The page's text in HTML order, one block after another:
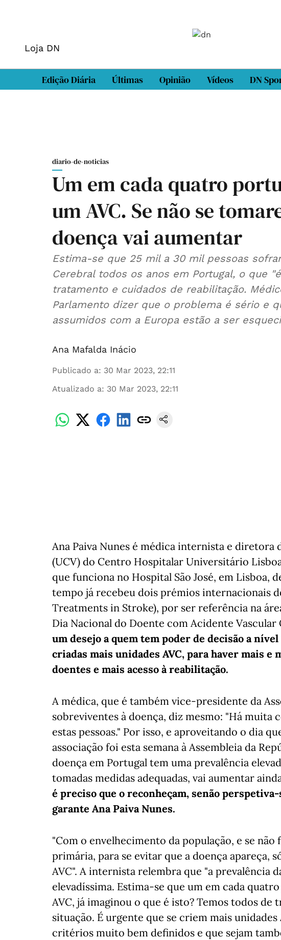
Loja DN
Edição Diária Últimas Opinião Vídeos DN
diario-de-noticias
Um em cada quatro
um AVC. Se não se
doença vai aumentar
Estima-se que 25 mil a 30 mil pessoas
Cerebral todos os anos em Portugal, o que
tratamento e cuidados de reabilitação.
Parlamento dizer que o problema é sério e
assumidos com a Europa estão a ser
Ana Mafalda Inácio
Publicado a: 30 Mar 2023, 22:11
Atualizado a: 30 Mar 2023, 22:11
Ana Paiva Nunes é médica internista e diretora
(UCV) do Centro Hospitalar Universitário
que funciona no Hospital São José, em Lisboa,
tempo já recebeu dois prémios internacionais
Treatments in Stroke), por ser referência na
Dia Nacional do Doente com Acidente Vascular
um desejo a quem tem poder de decisão a
criadas mais unidades AVC, para haver mais e
doentes e mais acesso à reabilitação.
A médica, que é também vice-presidente da
sobreviventes à doença, diz mesmo: "Há muita
estas pessoas." Por isso, e aproveitando o dia
associação foi esta semana à Assembleia da
doença em Portugal tem uma prevalência
tomadas medidas adequadas, vai aumentar
é preciso que o reconheçam, senão
garante Ana Paiva Nunes.
"Com o envelhecimento da população, e se
primária, para se evitar que a doença apareça,
AVC". A internista relembra que "a prevalência
elevadíssima. Estima-se que um em cada
AVC, já imaginou o que é isto? Temos todos de
situação. É urgente que se criem mais
critérios muito bem definidos e que sejam